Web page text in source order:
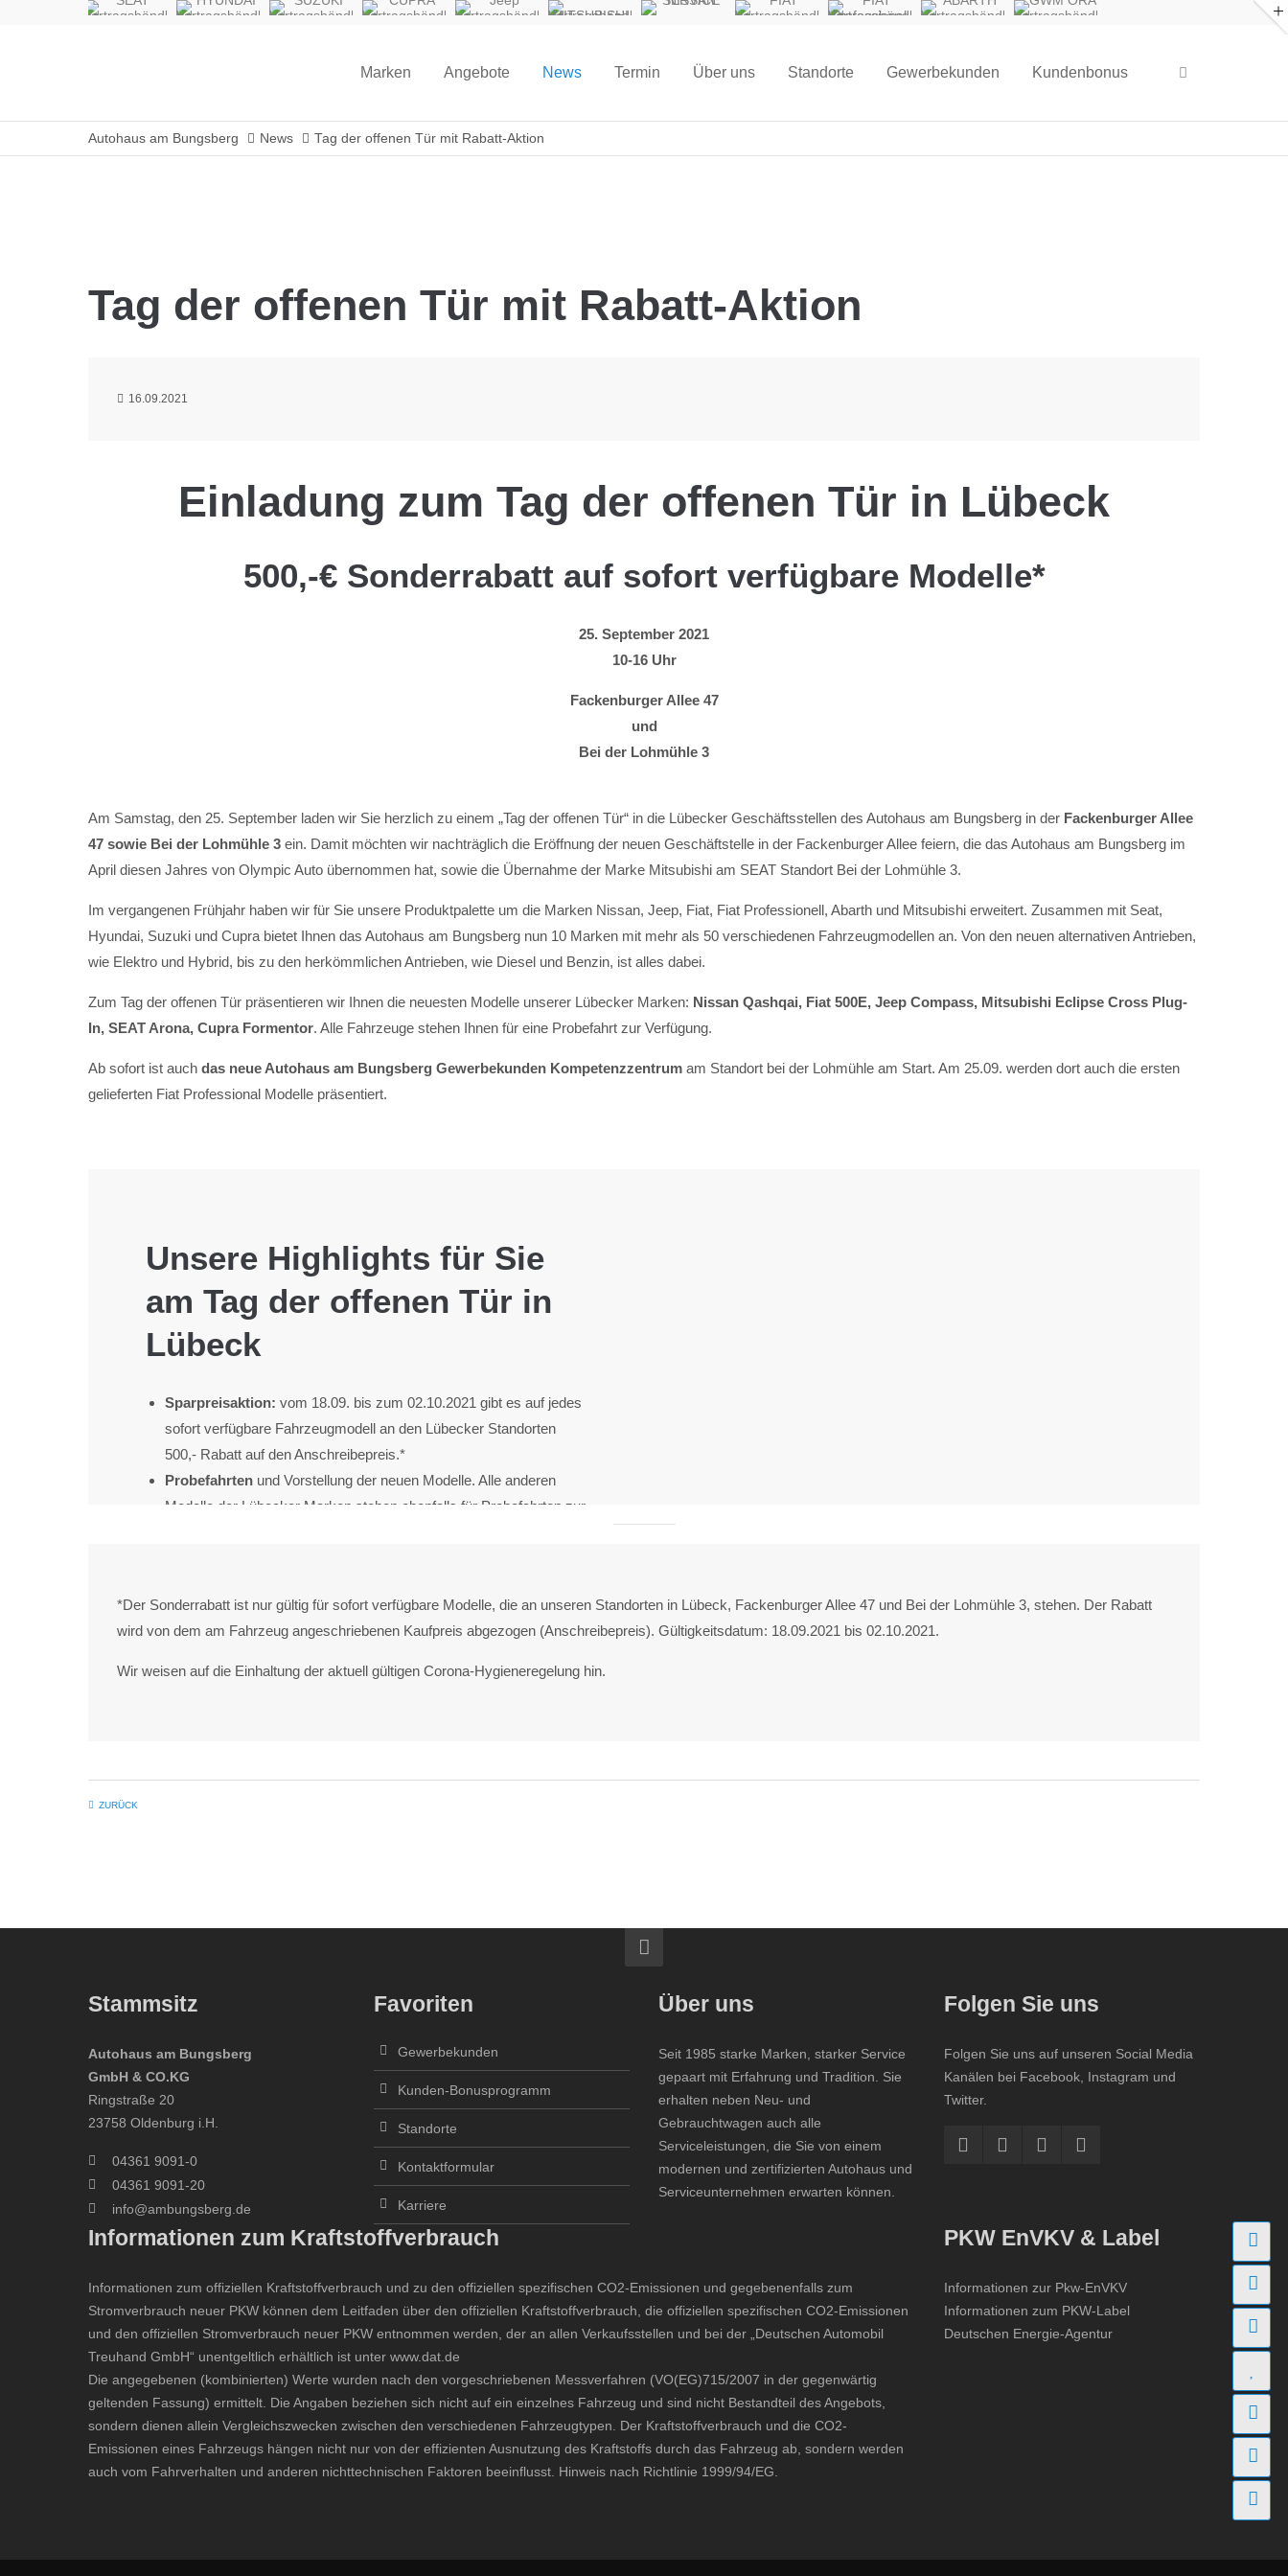
SEAT
HYUNDAI
SUZUKI
CUPRA
Jeep
MITSUBISHI
NISSAN
FIAT
FIAT
ABARTH
GWM ORA
Marken Angebote News Termin Über uns Standorte Gewerbekunden Kundenbonus
Autohaus am Bungsberg News Tag der offenen Tür mit Rabatt-Aktion
Tag der offenen Tür mit Rabatt-Aktion
16.09.2021
Einladung zum Tag der offenen Tür in Lübeck
500,-€ Sonderrabatt auf sofort verfügbare Modelle*
25. September 2021
10-16 Uhr
Fackenburger Allee 47
und
Bei der Lohmühle 3
Am Samstag, den 25. September laden wir Sie herzlich zu einem „Tag der offenen Tür“ in die Lübecker Geschäftsstellen des Autohaus am Bungsberg in der Fackenburger Allee
47 sowie Bei der Lohmühle 3 ein. Damit möchten wir nachträglich die Eröffnung der neuen Geschäftstelle in der Fackenburger Allee feiern, die das Autohaus am Bungsberg im
April diesen Jahres von Olympic Auto übernommen hat, sowie die Übernahme der Marke Mitsubishi am SEAT Standort Bei der Lohmühle 3.
Im vergangenen Frühjahr haben wir für Sie unsere Produktpalette um die Marken Nissan, Jeep, Fiat, Fiat Professionell, Abarth und Mitsubishi erweitert. Zusammen mit Seat,
Hyundai, Suzuki und Cupra bietet Ihnen das Autohaus am Bungsberg nun 10 Marken mit mehr als 50 verschiedenen Fahrzeugmodellen an. Von den neuen alternativen Antrieben,
wie Elektro und Hybrid, bis zu den herkömmlichen Antrieben, wie Diesel und Benzin, ist alles dabei.
Zum Tag der offenen Tür präsentieren wir Ihnen die neuesten Modelle unserer Lübecker Marken: Nissan Qashqai, Fiat 500E, Jeep Compass, Mitsubishi Eclipse Cross Plug-
In, SEAT Arona, Cupra Formentor. Alle Fahrzeuge stehen Ihnen für eine Probefahrt zur Verfügung.
Ab sofort ist auch das neue Autohaus am Bungsberg Gewerbekunden Kompetenzzentrum am Standort bei der Lohmühle am Start. Am 25.09. werden dort auch die ersten
gelieferten Fiat Professional Modelle präsentiert.
Unsere Highlights für Sie
am Tag der offenen Tür in
Lübeck
Sparpreisaktion: vom 18.09. bis zum 02.10.2021 gibt es auf jedes
sofort verfügbare Fahrzeugmodell an den Lübecker Standorten
500,- Rabatt auf den Anschreibepreis.*
Probefahrten und Vorstellung der neuen Modelle. Alle anderen
Modelle der Lübecker Marken stehen ebenfalls für Probefahrten zur
am Fahrzeug häufig gestellte Fragen und Probleme aus dem Auto
Alltag geklärt und wie man diese lösen kann. Anmeldung
*Der Sonderrabatt ist nur gültig für sofort verfügbare Modelle, die an unseren Standorten in Lübeck, Fackenburger Allee 47 und Bei der Lohmühle 3, stehen. Der Rabatt
wird von dem am Fahrzeug angeschriebenen Kaufpreis abgezogen (Anschreibepreis). Gültigkeitsdatum: 18.09.2021 bis 02.10.2021.
Wir weisen auf die Einhaltung der aktuell gültigen Corona-Hygieneregelung hin.
ZURÜCK
Stammsitz
Autohaus am Bungsberg
GmbH & CO.KG
Ringstraße 20
23758 Oldenburg i.H.
04361 9091-0
04361 9091-20
info@ambungsberg.de
Favoriten
Gewerbekunden
Kunden-Bonusprogramm
Standorte
Kontaktformular
Karriere
Über uns
Seit 1985 starke Marken, starker Service
gepaart mit Erfahrung und Tradition. Sie
erhalten neben Neu- und
Gebrauchtwagen auch alle
Serviceleistungen, die Sie von einem
modernen und zertifizierten Autohaus und
Serviceunternehmen erwarten können.
Folgen Sie uns
Folgen Sie uns auf unseren Social Media
Kanälen bei Facebook, Instagram und
Twitter.
Informationen zum Kraftstoffverbrauch
Informationen zum offiziellen Kraftstoffverbrauch und zu den offiziellen spezifischen CO2-Emissionen und gegebenenfalls zum
Stromverbrauch neuer PKW können dem Leitfaden über den offiziellen Kraftstoffverbrauch, die offiziellen spezifischen CO2-Emissionen
und den offiziellen Stromverbrauch neuer PKW entnommen werden, der an allen Verkaufsstellen und bei der „Deutschen Automobil
Treuhand GmbH“ unentgeltlich erhältlich ist unter www.dat.de
Die angegebenen (kombinierten) Werte wurden nach den vorgeschriebenen Messverfahren (VO(EG)715/2007 in der gegenwärtig
geltenden Fassung) ermittelt. Die Angaben beziehen sich nicht auf ein einzelnes Fahrzeug und sind nicht Bestandteil des Angebots,
sondern dienen allein Vergleichszwecken zwischen den verschiedenen Fahrzeugtypen. Der Kraftstoffverbrauch und die CO2-
Emissionen eines Fahrzeugs hängen nicht nur von der effizienten Ausnutzung des Kraftstoffs durch das Fahrzeug ab, sondern werden
auch vom Fahrverhalten und anderen nichttechnischen Faktoren beeinflusst. Hinweis nach Richtlinie 1999/94/EG.
PKW EnVKV & Label
Informationen zur Pkw-EnVKV
Informationen zum PKW-Label
Deutschen Energie-Agentur